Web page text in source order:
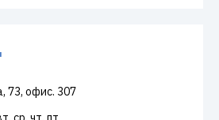
73, офис. 307